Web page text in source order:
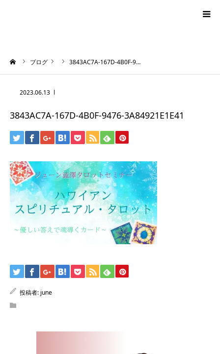
ブログ 3843AC7A-167D-4B0F-9…
2023.06.13
3843AC7A-167D-4B0F-9476-3A84921E1E41
投稿者: june
プロフィール
お問い合わせ